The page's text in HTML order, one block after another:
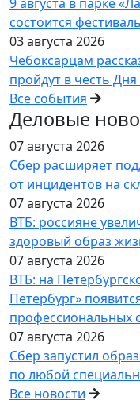
9 августа в парке
состоится
03 августа 2026
Чебоксарцам
пройдут в честь Дня
Все события
Деловые
07 августа 2026
Сбер расширяет
от инцидентов на
07 августа 2026
ВТБ: россияне
здоровый образ
07 августа 2026
ВТБ: на
Петербург»
профессиональных
07 августа 2026
Сбер запустил
по любой
Все новости